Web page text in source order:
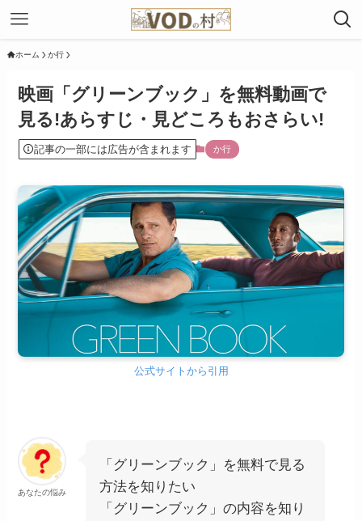
ホーム か行
映画「グリーンブック」を無料動画で
見る!あらすじ・見どころもおさらい!
記事の一部には広告が含まれます か行
公式サイトから引用
あなたの悩み
「グリーンブック」を無料で見る
方法を知りたい
「グリーンブック」の内容を知り